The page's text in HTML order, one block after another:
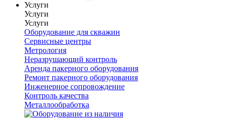
Услуги
Услуги
Услуги
Оборудование для скважин
Сервисные центры
Метрология
Неразрушающий контроль
Аренда пакерного оборудования
Ремонт пакерного оборудования
Инженерное сопровождение
Контроль качества
Металлообработка